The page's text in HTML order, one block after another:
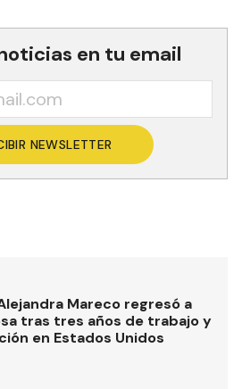
en tu email
NEWSLETTER
Mareco regresó a
tras tres años de trabajo y
en Estados Unidos